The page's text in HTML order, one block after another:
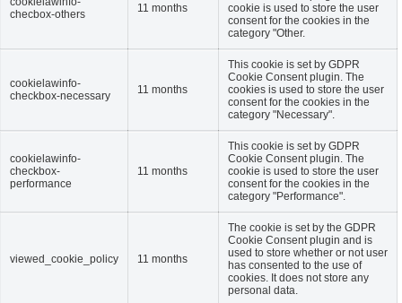
checbox-others
11 months
cookie is used to store the user
consent for the cookies in the
category "Other.
cookielawinfo-
checkbox-necessary
11 months
This cookie is set by GDPR
Cookie Consent plugin. The
cookies is used to store the user
consent for the cookies in the
category "Necessary".
cookielawinfo-
checkbox-
performance
11 months
This cookie is set by GDPR
Cookie Consent plugin. The
cookie is used to store the user
consent for the cookies in the
category "Performance".
viewed_cookie_policy 11 months
The cookie is set by the GDPR
Cookie Consent plugin and is
used to store whether or not user
has consented to the use of
cookies. It does not store any
personal data.